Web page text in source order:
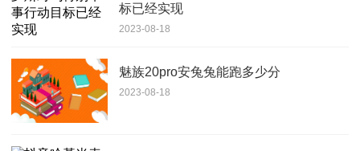
标已经实现
2023-08-18
魅族20pro安兔兔能跑多少分
2023-08-18